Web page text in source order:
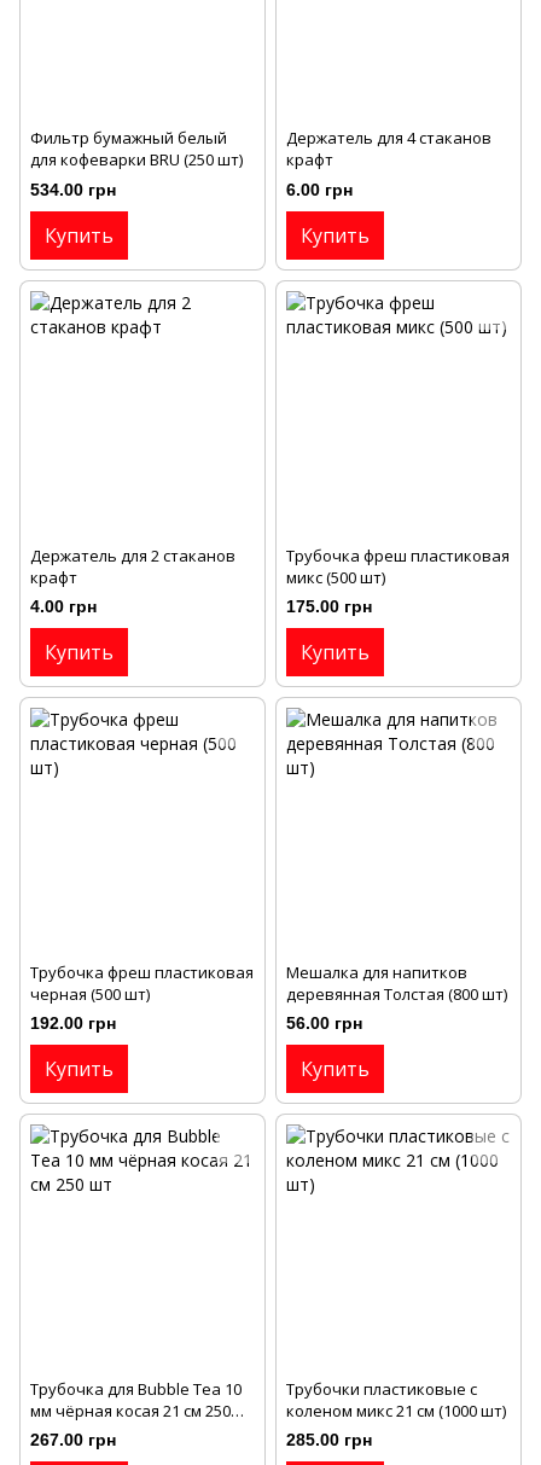
Фильтр бумажный белый
для кофеварки BRU (250 шт)
534.00 грн
Купить
Держатель для 4 стаканов
крафт
6.00 грн
Купить
Держатель для 2 стаканов
крафт
4.00 грн
Купить
Трубочка фреш пластиковая
микс (500 шт)
175.00 грн
Купить
Трубочка фреш пластиковая
черная (500 шт)
192.00 грн
Купить
Мешалка для напитков
деревянная Толстая (800 шт)
56.00 грн
Купить
Трубочка для Bubble Tea 10
мм чёрная косая 21 см 250
шт
267.00 грн
Трубочки пластиковые с
коленом микс 21 см (1000 шт)
285.00 грн